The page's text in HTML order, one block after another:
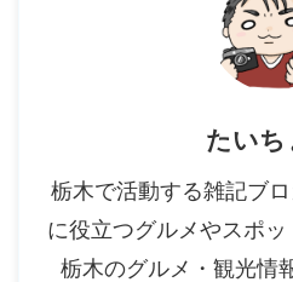
たいち
栃木で活動する雑記ブ
に役立つグルメやスポッ
栃木のグルメ・観光情